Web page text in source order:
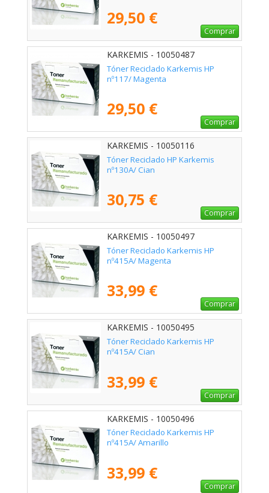
29,50 €
Comprar
KARKEMIS - 10050487
Tóner Reciclado Karkemis HP
nº117/ Magenta
29,50 €
Comprar
KARKEMIS - 10050116
Tóner Reciclado HP Karkemis
nº130A/ Cian
30,75 €
Comprar
KARKEMIS - 10050497
Tóner Reciclado Karkemis HP
nº415A/ Magenta
33,99 €
Comprar
KARKEMIS - 10050495
Tóner Reciclado Karkemis HP
nº415A/ Cian
33,99 €
Comprar
KARKEMIS - 10050496
Tóner Reciclado Karkemis HP
nº415A/ Amarillo
33,99 €
Comprar